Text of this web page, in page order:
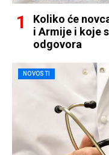
Koliko će
i Armije i koje
odgovora
NOVOSTI